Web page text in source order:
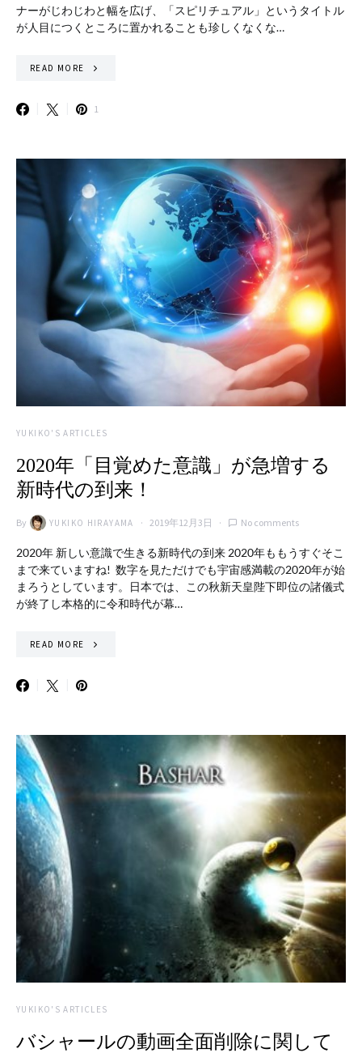
ナーがじわじわと幅を広げ、「スピリチュアル」というタイトル
が人目につくところに置かれることも珍しくなくな…
READ MORE
1
YUKIKO'S ARTICLES
2020年「目覚めた意識」が急増する
新時代の到来！
By YUKIKO HIRAYAMA 2019年12月3日 No comments
2020年 新しい意識で生きる新時代の到来 2020年ももうすぐそこ
まで来ていますね! 数字を見ただけでも宇宙感満載の2020年が始
まろうとしています。日本では、この秋新天皇陛下即位の諸儀式
が終了し本格的に令和時代が幕…
READ MORE
YUKIKO'S ARTICLES
バシャールの動画全面削除に関して